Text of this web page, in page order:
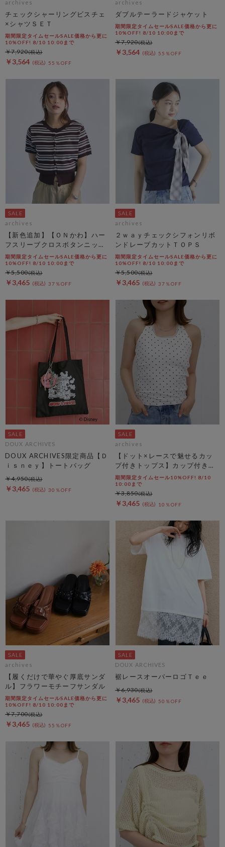
archives
チェックシャーリングビスチェ
×シャツＳＥＴ
期間限定タイムセールSALE価格から更に
10%OFF! 8/10 10:00まで
￥3,564 55％OFF
￥7,920
archives
ダブルテーラードジャケット
期間限定タイムセールSALE価格から更に
10%OFF! 8/10 10:00まで
￥3,564 55％OFF
￥7,920
archives
【新色追加】【ＯＮかわ】ハー
フスリーブクロスボタンニット
カーディガン
期間限定タイムセールSALE価格から更に
10%OFF! 8/10 10:00まで
￥3,465 37％OFF
￥5,500
archives
２ｗａｙチェックシフォンリボ
ンドレープカットＴＯＰＳ
期間限定タイムセールSALE価格から更に
10%OFF! 8/10 10:00まで
￥3,465 37％OFF
￥5,500
DOUX ARCHIVES
DOUX ARCHIVES限定商品【Ｄ
ｉｓｎｅｙ】トートバッグ
￥3,465 30％OFF
￥4,950
archives
【ドット×レースで魅せるカッ
プ付きトップス】カップ付きホ
ルダーネックレースタンクトッ
プ
期間限定タイムセール10%OFF! 8/10
10:00まで
￥3,465 10％OFF
￥3,850
archives
【履くだけで華やぐ厚底サンダ
ル】フラワーモチーフサンダル
期間限定タイムセールSALE価格から更に
10%OFF! 8/10 10:00まで
￥3,465 55％OFF
￥7,700
DOUX ARCHIVES
裾レースオーバーロゴＴｅｅ
￥3,465 50％OFF
￥6,930